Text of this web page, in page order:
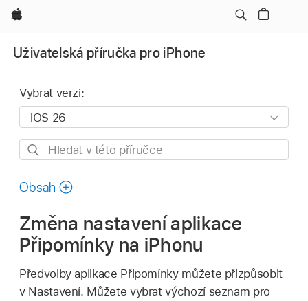
Apple
Uživatelská příručka pro iPhone
Vybrat verzi:
Hledat
příručce
Obsah
Změna nastavení aplikace
Připomínky na iPhonu
Předvolby aplikace Připomínky můžete přizpůsobit
v Nastavení. Můžete vybrat výchozí seznam pro